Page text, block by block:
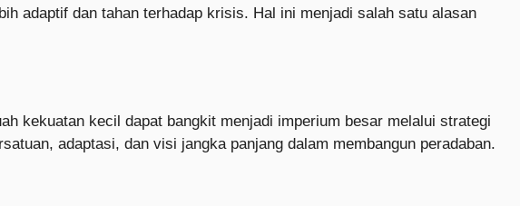
adaptif dan tahan terhadap krisis. Hal ini menjadi salah satu alasan
kekuatan kecil dapat bangkit menjadi imperium besar melalui strategi
adaptasi, dan visi jangka panjang dalam membangun peradaban.